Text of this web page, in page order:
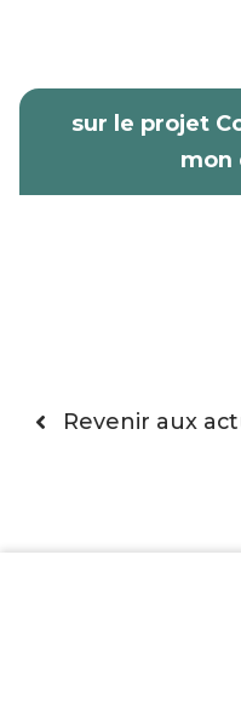
sur le projet
mon
Revenir aux